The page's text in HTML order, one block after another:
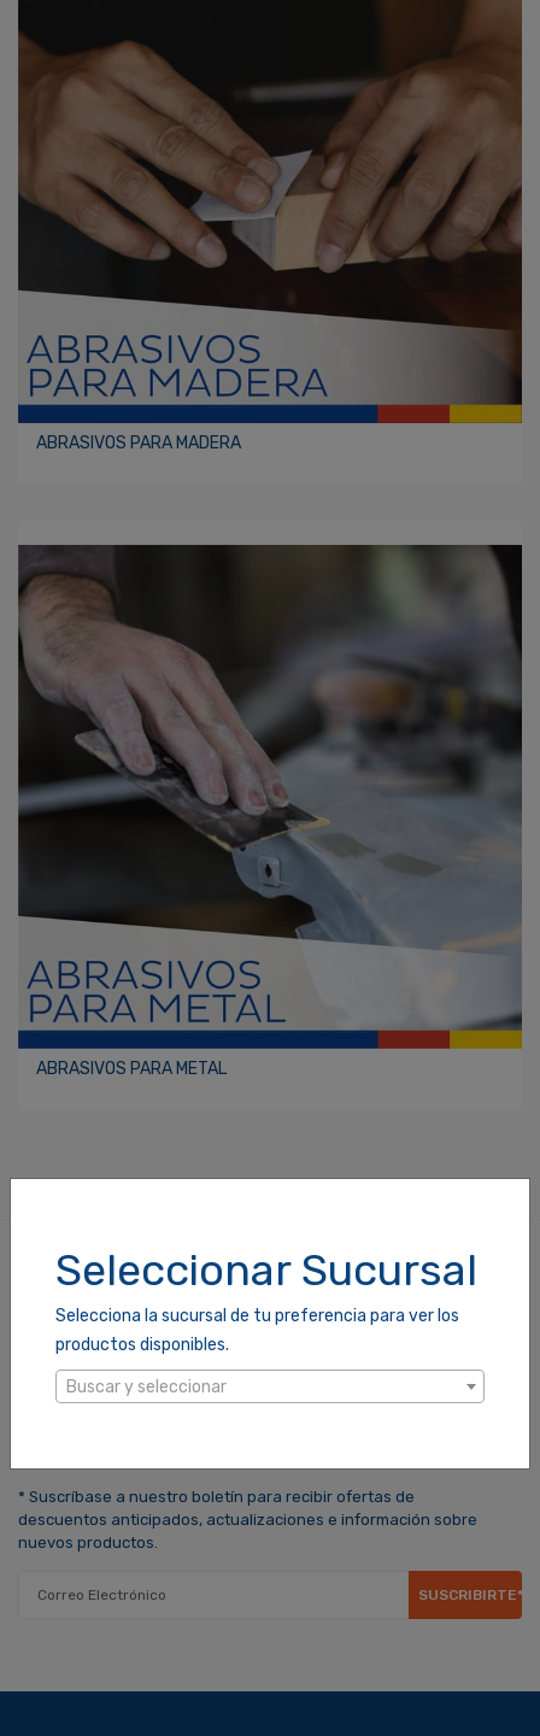
Seleccionar Sucursal
Selecciona la sucursal de tu preferencia para ver los
productos disponibles.
Buscar y seleccionar
ABRASIVOS PARA MADERA
ABRASIVOS PARA METAL
Más que Construcción
* Suscríbase a nuestro boletín para recibir ofertas de
descuentos anticipados, actualizaciones e información sobre
nuevos productos.
SUSCRIBIRTE*